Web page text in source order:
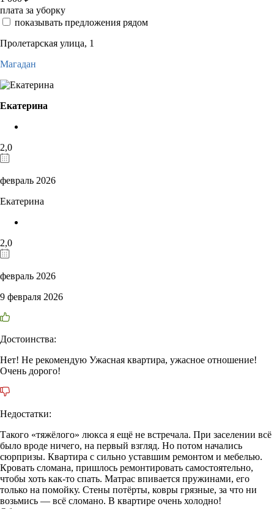
плата за уборку
показывать предложения рядом
Пролетарская улица, 1
Магадан
Екатерина
2,0
февраль 2026
Екатерина
2,0
февраль 2026
9 февраля 2026
Достоинства:
Нет! Не рекомендую Ужасная квартира, ужасное отношение!
Очень дорого!
Недостатки:
Такого «тяжёлого» люкса я ещё не встречала. При заселении всё
было вроде ничего, на первый взгляд. Но потом начались
сюрпризы. Квартира с сильно уставшим ремонтом и мебелью.
Кровать сломана, пришлось ремонтировать самостоятельно,
чтобы хоть как-то спать. Матрас впивается пружинами, его
только на помойку. Стены потёрты, ковры грязные, за что ни
возьмись — всё сломано. В квартире очень холодно!